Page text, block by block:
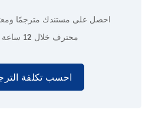
احصل على مستندك مترجمًا
محترف خلال 12 ساعة فقط.
احسب تكلفة